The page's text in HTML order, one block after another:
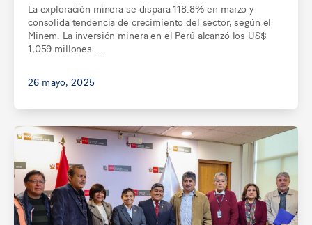
La exploración minera se dispara 118.8% en marzo y
consolida tendencia de crecimiento del sector, según el
Minem. La inversión minera en el Perú alcanzó los US$
1,059 millones ...
26 mayo, 2025